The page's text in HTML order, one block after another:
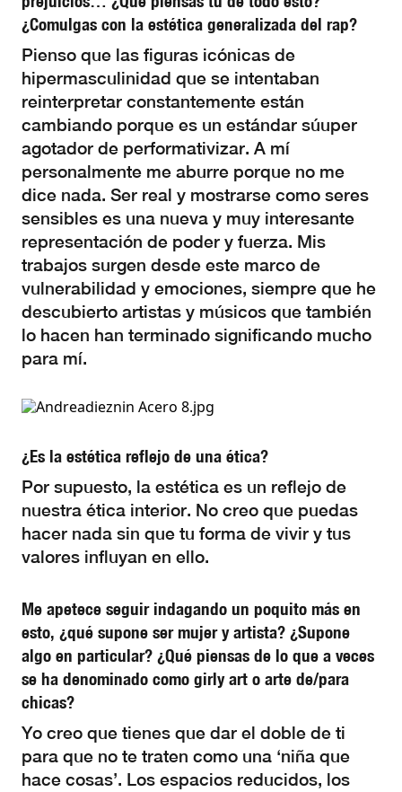
¿Comulgas con la estética generalizada del rap?
Pienso que las figuras icónicas de
hipermasculinidad que se intentaban
reinterpretar constantemente están
cambiando porque es un estándar súuper
agotador de performativizar. A mí
personalmente me aburre porque no me
dice nada. Ser real y mostrarse como seres
sensibles es una nueva y muy interesante
representación de poder y fuerza. Mis
trabajos surgen desde este marco de
vulnerabilidad y emociones, siempre que he
descubierto artistas y músicos que también
lo hacen han terminado significando mucho
para mí.
¿Es la estética reflejo de una ética?
Por supuesto, la estética es un reflejo de
nuestra ética interior. No creo que puedas
hacer nada sin que tu forma de vivir y tus
valores influyan en ello.
Me apetece seguir indagando un poquito más en
esto, ¿qué supone ser mujer y artista? ¿Supone
algo en particular? ¿Qué piensas de lo que a veces
se ha denominado como girly art o arte de/para
chicas?
Yo creo que tienes que dar el doble de ti
para que no te traten como una ‘niña que
hace cosas’. Los espacios reducidos, los